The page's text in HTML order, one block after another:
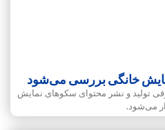
خانگی بررسی می‌شود
تولید و نشر محتوای سکوهای نمایش
می‌شود.